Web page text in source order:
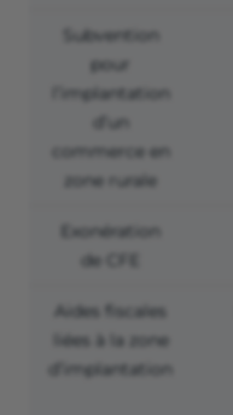
Subvention
pour
l’implantation
d’un
commerce en
zone rurale
Exonération
de CFE
Aides fiscales
liées à la zone
d’implantation